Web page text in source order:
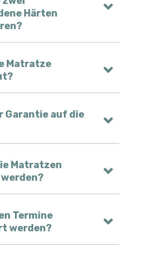
Härten
Matratze
Garantie auf die
Matratzen
Termine
werden?